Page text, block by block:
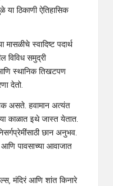
या ठिकाणी ऐतिहासिक
मासळीचे स्वादिष्ट पदार्थ
विविध समुद्री
आणि स्थानिक तिखटपण
देतो.
असते. हवामान अत्यंत
काळात इथे जास्त येतात.
छान अनुभव.
आणि पावसाच्या आवाजात
मंदिरं आणि शांत किनारे